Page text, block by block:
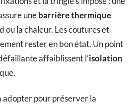
unebarrière thermique
la chaleur. Les coutures et
rester en bon état. Un point
affaiblissent l’isolation
adopter pour préserver la